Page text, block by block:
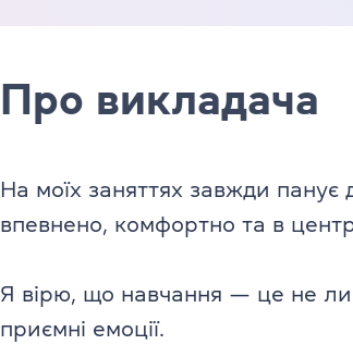
Про викладача
На моїх заняттях завжди
впевнено, комфортно та в
Я вірю, що навчання — це не
приємні емоції.